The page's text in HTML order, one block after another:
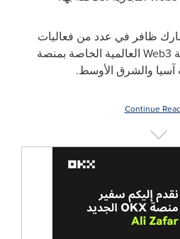
ظافر في عدد من فعاليات
Web3 العالمية الخاصة بمنصة
آسيا والشرق الأوسط.
Continue